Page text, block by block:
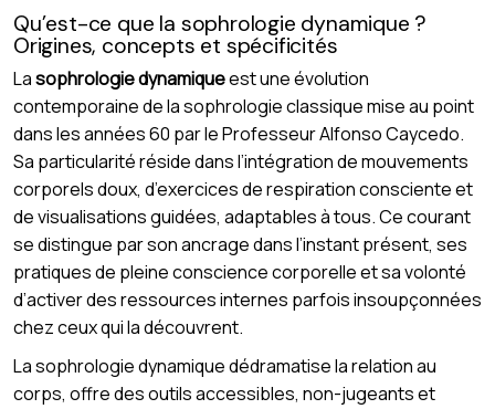
Qu’est-ce que la sophrologie dynamique ?
Origines, concepts et spécificités
Lasophrologie dynamiqueest une évolution
contemporaine de la sophrologie classique mise au point
dans les années 60 par le Professeur Alfonso Caycedo.
Sa particularité réside dans l’intégration de mouvements
corporels doux, d’exercices de respiration consciente et
de visualisations guidées, adaptables à tous. Ce courant
se distingue par son ancrage dans l’instant présent, ses
pratiques de pleine conscience corporelle et sa volonté
d’activer des ressources internes parfois insoupçonnées
chez ceux qui la découvrent.
La sophrologie dynamique dédramatise la relation au
corps, offre des outils accessibles, non-jugeants et